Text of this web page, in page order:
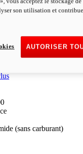
(sans carburant)
(sans carburant)
son utilisation et
AUTORISER